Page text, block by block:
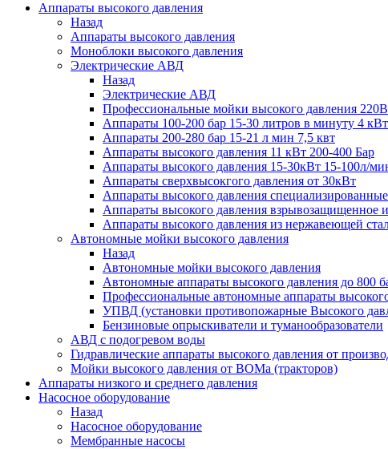
Аппараты высокого давления
Назад
Аппараты высокого давления
Моноблоки высокого давления
Электрические АВД
Назад
Электрические АВД
Профессиональные мойки высокого давления 220В
Аппараты 100-200 бар 15-30 литров в минуту 4
Аппараты 200-280 бар 15-21 л мин 7,5 квт
Аппараты высокого давления 11 кВт 200-400 Бар
Аппараты высокого давления 15-30кВт 15-100л/
Аппараты сверхвысокгого давления от 30кВт
Аппараты высокого давления
Аппараты высокого давления взрывозащищенное
Аппараты высокого давления из нержавеющей
Автономные мойки высокого давления
Назад
Автономные мойки высокого давления
Автономные аппараты высокого давления до 800
Профессиональные автономные аппараты
УПВД (установки противопожарные Высокого
Бензиновые опрыскиватели и туманообразователи
АВД с подогревом воды
Гидравлические аппараты высокого давления от
Мойки высокого давления от ВОМа (тракторов)
Аппараты низкого и среднего давления
Насосное оборудование
Назад
Насосное оборудование
Мембранные насосы